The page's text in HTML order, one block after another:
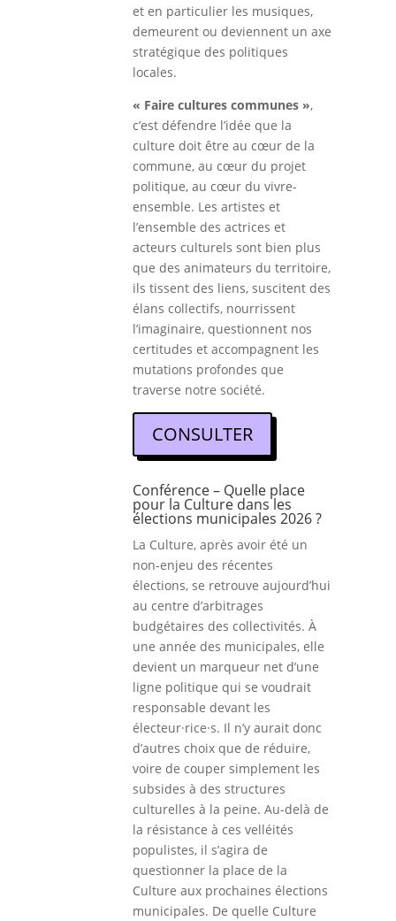
et en particulier les musiques,
demeurent ou deviennent un axe
stratégique des politiques
locales.
« Faire cultures communes »,
c’est défendre l’idée que la
culture doit être au cœur de la
commune, au cœur du projet
politique, au cœur du vivre-
ensemble. Les artistes et
l’ensemble des actrices et
acteurs culturels sont bien plus
que des animateurs du territoire,
ils tissent des liens, suscitent des
élans collectifs, nourrissent
l’imaginaire, questionnent nos
certitudes et accompagnent les
mutations profondes que
traverse notre société.
CONSULTER
Conférence – Quelle place
pour la Culture dans les
élections municipales 2026 ?
La Culture, après avoir été un
non-enjeu des récentes
élections, se retrouve aujourd’hui
au centre d’arbitrages
budgétaires des collectivités. À
une année des municipales, elle
devient un marqueur net d’une
ligne politique qui se voudrait
responsable devant les
électeur·rice·s. Il n’y aurait donc
d’autres choix que de réduire,
voire de couper simplement les
subsides à des structures
culturelles à la peine. Au-delà de
la résistance à ces velléités
populistes, il s’agira de
questionner la place de la
Culture aux prochaines élections
municipales. De quelle Culture